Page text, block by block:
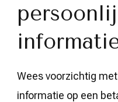
Wees voorzichtig
informatie op een